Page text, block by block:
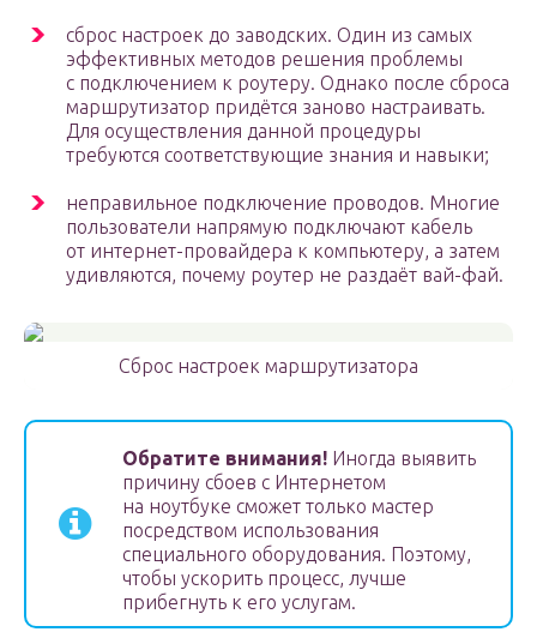
сброс настроек до заводских. Один из самых
эффективных методов решения проблемы
с подключением к роутеру. Однако после сброса
маршрутизатор придётся заново настраивать.
Для осуществления данной процедуры
требуются соответствующие знания и навыки;
неправильное подключение проводов. Многие
пользователи напрямую подключают кабель
от интернет-провайдера к компьютеру, а затем
удивляются, почему роутер не раздаёт вай-фай.
Сброс настроек маршрутизатора
Обратите внимания! Иногда выявить
причину сбоев с Интернетом
на ноутбуке сможет только мастер
посредством использования
специального оборудования. Поэтому,
чтобы ускорить процесс, лучше
прибегнуть к его услугам.